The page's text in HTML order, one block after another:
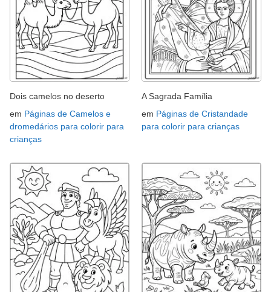
Dois camelos no deserto
em Páginas de Camelos e
dromedários para colorir para
crianças
A Sagrada Família
em Páginas de Cristandade
para colorir para crianças